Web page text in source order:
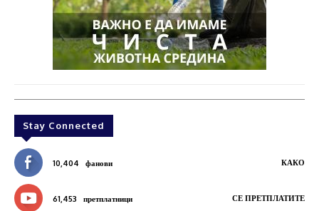
Stay Connected
10,404 фанови КАКО
61,453 претплатници СЕ ПРЕТПЛАТИТЕ